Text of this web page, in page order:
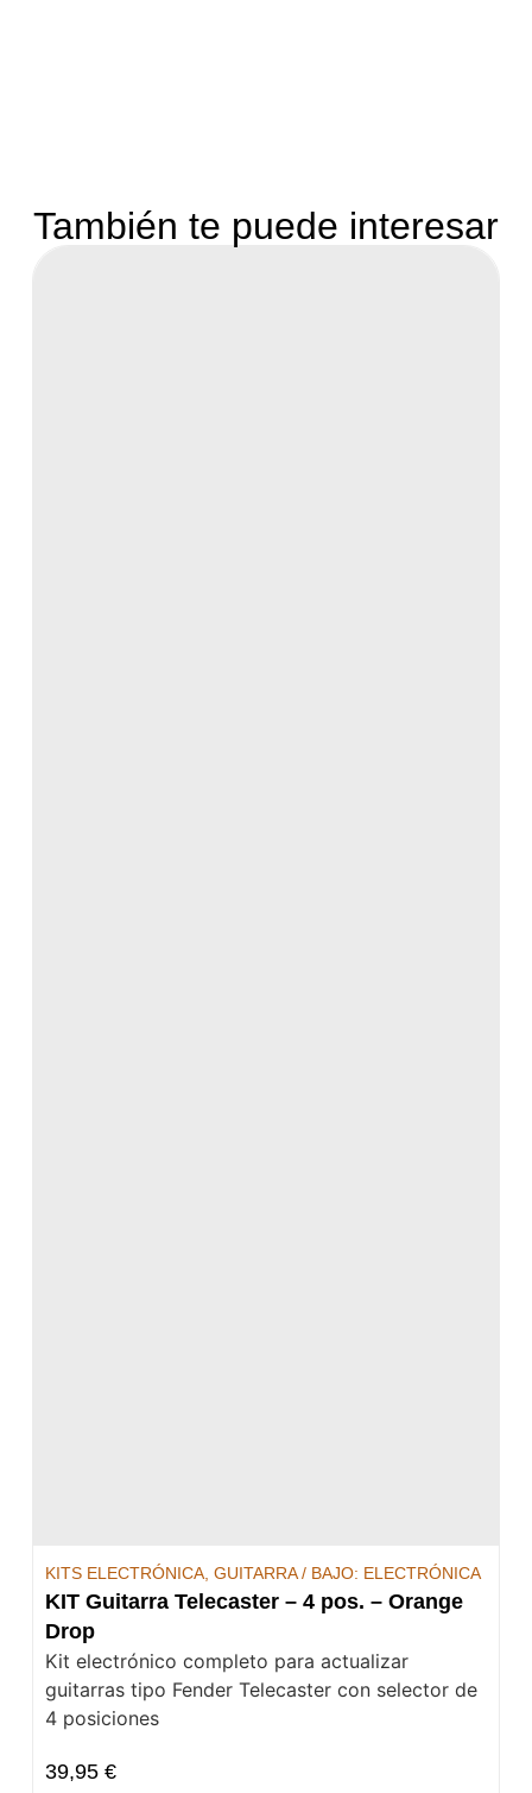
También te puede interesar
KITS ELECTRÓNICA, GUITARRA / BAJO: ELECTRÓNICA
KIT Guitarra Telecaster – 4 pos. – Orange
Drop
Kit electrónico completo para actualizar
guitarras tipo Fender Telecaster con selector de
4 posiciones
39,95 €